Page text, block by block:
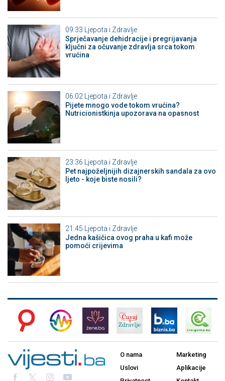
09:33 Ljepota i Zdravlje
Sprječavanje dehidracije i pregrijavanja
ključni za očuvanje zdravlja srca tokom
vrućina
06:02
Ljepota i Zdravlje
Pijete mnogo vode tokom vrućina?
Nutricionistkinja upozorava na opasnost
23:36 Ljepota i Zdravlje
Pet najpoželjnijih dizajnerskih sandala za ovo
ljeto - koje biste nosili?
21:45
Ljepota i Zdravlje
Jedna kašičica ovog praha u kafi može
pomoći crijevima
O nama
Uslovi
Marketing
Aplikacije